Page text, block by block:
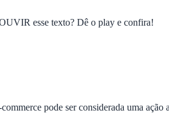
esse texto? Dê o play e confira!
pode ser considerada uma